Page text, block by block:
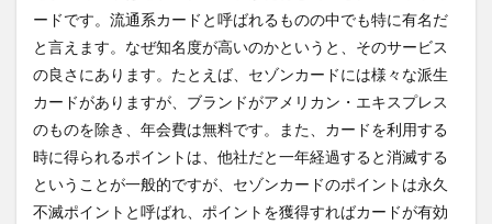
ードです。流通系カードと呼ばれるものの中でも特に有名だ
と言えます。なぜ知名度が高いのかというと、そのサービス
の良さにあります。たとえば、セゾンカードには様々な派生
カードがありますが、ブランドがアメリカン・エキスプレス
のものを除き、年会費は無料です。また、カードを利用する
時に得られるポイントは、他社だと一年経過すると消滅する
ということが一般的ですが、セゾンカードのポイントは永久
不滅ポイントと呼ばれ、ポイントを獲得すればカードが有効